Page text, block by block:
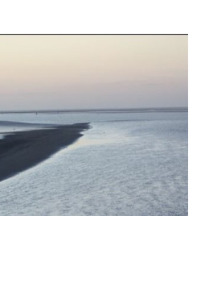
venster)
een
andere
website)